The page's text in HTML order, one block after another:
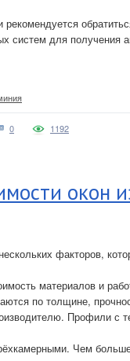
систем для получения
0 1192
окон
факторов,
материалов и
по толщине,
Профили с
Чем